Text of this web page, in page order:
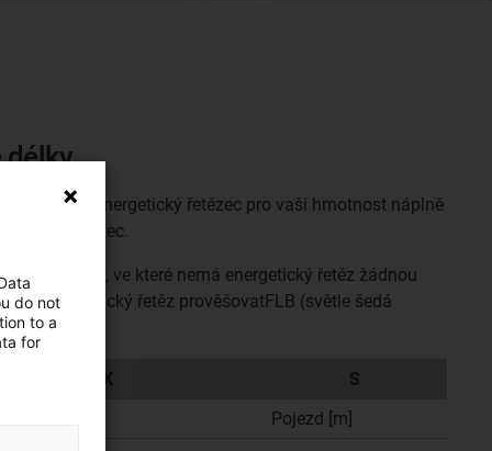
vhodný energetický řetězec pro vaši hmotnost náplně
řetězec.
délkyFLG, ve které nemá energetický řetěz žádnou
se energetický řetěz prověšovatFLB (světle šedá
Osa X
S
Pojezd [m]
do not
to a
for